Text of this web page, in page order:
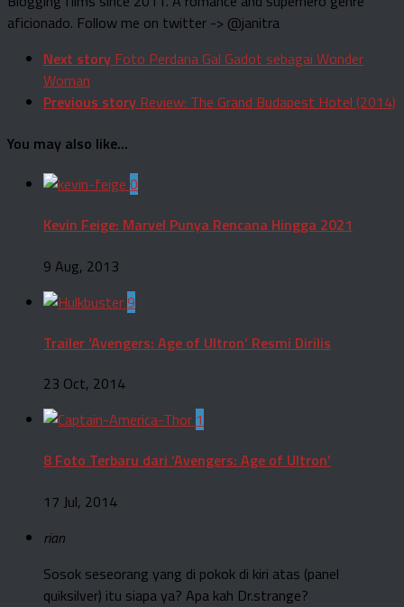
aficionado. Follow me on twitter -> @janitra
Next story Foto Perdana Gal Gadot sebagai Wonder
Woman
Previous story Review: The Grand Budapest Hotel (2014)
You may also like...
0
Kevin Feige: Marvel Punya Rencana Hingga 2021
9 Aug, 2013
9
Trailer ‘Avengers: Age of Ultron’ Resmi Dirilis
23 Oct, 2014
1
8 Foto Terbaru dari ‘Avengers: Age of Ultron’
17 Jul, 2014
rian
Sosok seseorang yang di pokok di kiri atas (panel
quiksilver) itu siapa ya? Apa kah Dr.strange?